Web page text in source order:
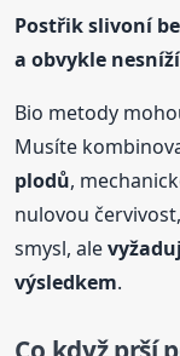
Postřikslivoní
a obvykle
Bio metody
Musíte
plodů,
nulovou
smysl, ale
výsledkem.